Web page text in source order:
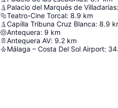
Palacio del Marqués de Villadarias:
Teatro-Cine Torcal: 8.9 km
Capilla Tribuna Cruz Blanca: 8.9
Antequera: 9 km
Antequera AV: 9.2 km
Málaga – Costa Del Sol Airport: